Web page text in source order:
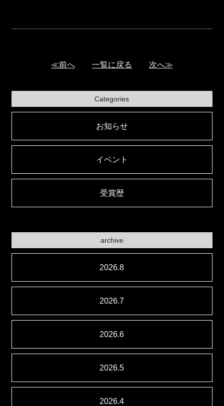
≪前へ 一覧に戻る 次へ≫
Categories
お知らせ
イベント
受賞歴
archive
2026.8
2026.7
2026.6
2026.5
2026.4